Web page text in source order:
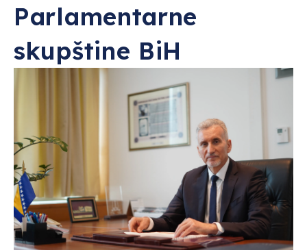
Parlamentarne
skupštine BiH